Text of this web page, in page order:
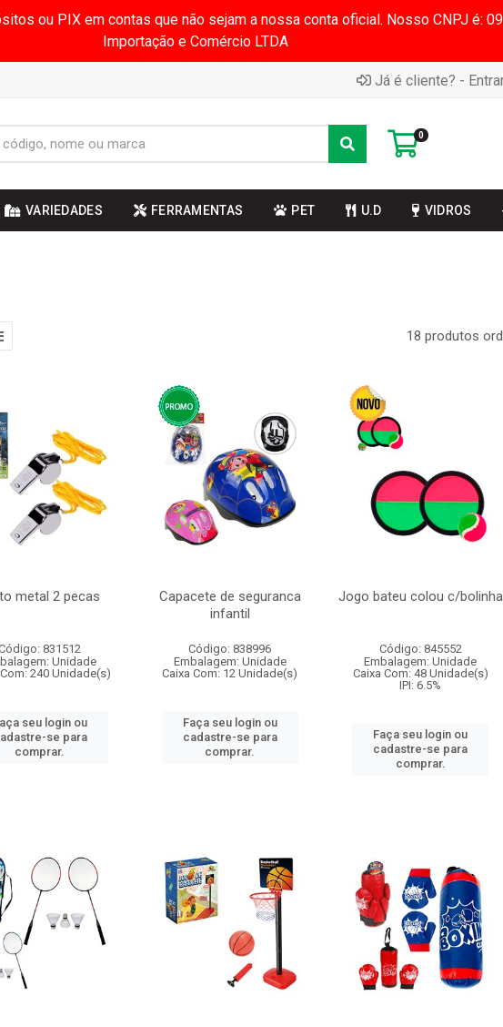
ou PIX em contas que não sejam a nossa conta oficial. Nosso CNPJ é:
Importação e Comércio LTDA
Já é cliente? -
0
VARIEDADES FERRAMENTAS PET U.D VIDROS
18 produtos
metal 2 pecas
831512
Unidade
240 Unidade(s)
seu login ou
se para
comprar.
Capacete de seguranca
infantil
Código: 838996
Embalagem: Unidade
Caixa Com: 12 Unidade(s)
Faça seu login ou
cadastre-se para
comprar.
Jogo bateu colou c/bolinha
Código: 845552
Embalagem: Unidade
Caixa Com: 48 Unidade(s)
IPI: 6.5%
Faça seu login ou
cadastre-se para
comprar.